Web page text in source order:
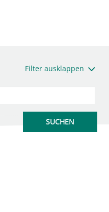
Filter ausklappen